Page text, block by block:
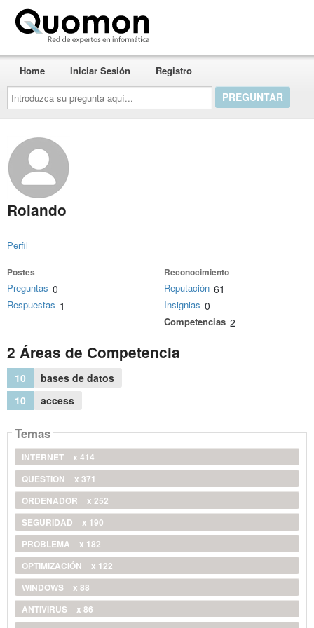
Introduzca
su
pregunta
aquí...
Home Iniciar Sesión Registro
Rolando
Perfil
Postes
Preguntas 0
Respuestas 1
Reconocimiento
Reputación 61
Insignias 0
Competencias 2
2 Áreas de Competencia
10
bases de datos
10
access
Temas
INTERNET
x 414
QUESTION
x 371
ORDENADOR
x 252
SEGURIDAD
x 190
PROBLEMA
x 182
OPTIMIZACIÓN
x 122
WINDOWS
x 88
ANTIVIRUS
x 86